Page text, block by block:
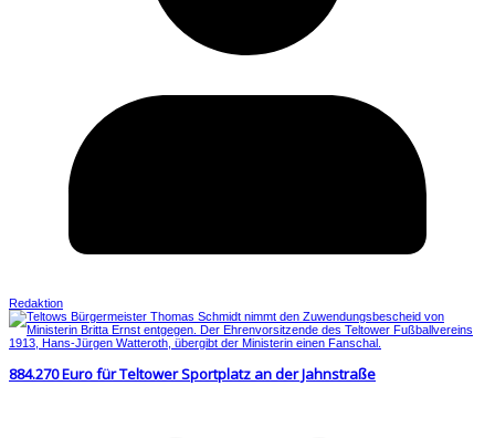
Redaktion
884.270 Euro für Teltower Sportplatz an der Jahnstraße